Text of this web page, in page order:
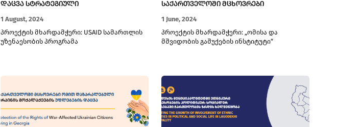
ᲓᲐᲪᲕᲐ ᲡᲢᲠᲐᲢᲔᲒᲘᲣᲚᲘ
ᲡᲐᲛᲐᲠᲗᲚᲔᲑᲠᲘᲕᲘ ᲞᲠᲝᲤᲔᲡᲘᲔᲑᲘᲡ
ᲬᲐᲠᲛᲝᲛᲐᲓᲒᲔᲜᲚᲔᲑᲘᲡ ᲒᲐᲫᲚᲘᲔᲠᲔᲑᲐ
1 August, 2024
პროექტის მხარდამჭერი: USAID სამართლის
უზენაესობის პროგრამა
ᲡᲐᲥᲐᲠᲗᲕᲔᲚᲝᲨᲘ ᲛᲪᲮᲝᲕᲠᲔᲑᲘ
ᲐᲮᲐᲚᲒᲐᲖᲠᲓᲔᲑᲨᲘ
1 June, 2024
პროექტის მხარდამჭერი: „ომისა და
მშვიდობის გაშუქების ინსტიტუტი“